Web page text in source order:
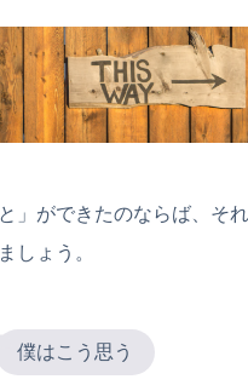
と」ができたのならば、そ
しょう。
僕はこう思う